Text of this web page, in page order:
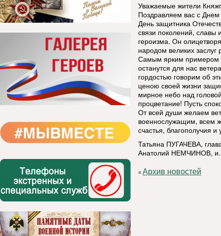
Уважаемые жители
Поздравляем вас с
День защитника
связи поколений, славы
героизма. Он
народом великих заслуг
Самым ярким примером
останутся для нас
гордостью говорим об
ценою своей жизни
мирное небо над
процветание! Пусть
От всей души желаем
военнослужащим, всем
счастья, благополучия и
Татьяна ПУГАЧЕВА,
Анатолий НЕМЧИНОВ, и.
«Архив новостей